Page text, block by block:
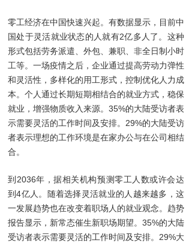
零工经济在中国快速兴起。有数据显示，目前中
国处于灵活就业状态的人就有2亿多人了。这种
形式包括劳务派遣、外包、兼职、非全日制小时
工等。一场疫情之后，企业通过提高劳动力弹性
和灵活性，多样化的用工形式，控制优化人力成
本。个人通过长期短期相结合的就业方式，稳保
就业，增强物质收入来源。35%的大陆受访者表
示需要灵活的工作时间及安排。29%的大陆受访
者表示理想的工作环境是在家办公与在公司相结
合。
到2036年，据相关机构预测零工人数或许会达
到4亿人。随着选择灵活就业的人越来越多，这
一发展趋势也在改变着职场人的就业观念。趋势
报告显示，新常态催生新职场期望。35%的大陆
受访者表示需要灵活的工作时间及安排。29%大